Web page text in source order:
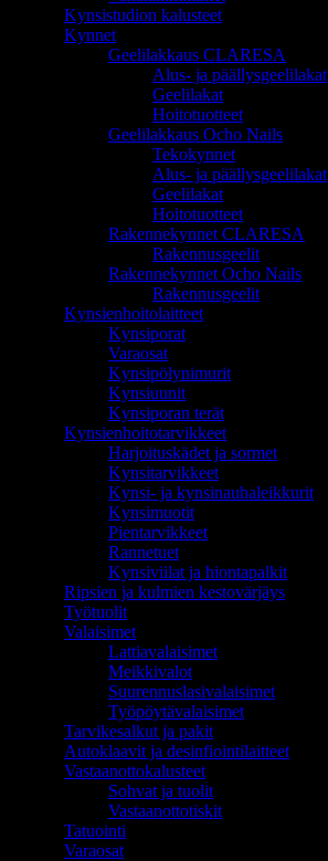
Kynsistudion kalusteet
Kynnet
Geelilakkaus CLARESA
Alus- ja päällysgeelilakat
Geelilakat
Hoitotuotteet
Geelilakkaus Ocho Nails
Tekokynnet
Alus- ja päällysgeelilakat
Geelilakat
Hoitotuotteet
Rakennekynnet CLARESA
Rakennusgeelit
Rakennekynnet Ocho Nails
Rakennusgeelit
Kynsienhoitolaitteet
Kynsiporat
Varaosat
Kynsipölynimurit
Kynsiuunit
Kynsiporan terät
Kynsienhoitotarvikkeet
Harjoituskädet ja sormet
Kynsitarvikkeet
Kynsi- ja kynsinauhaleikkurit
Kynsimuotit
Pientarvikkeet
Rannetuet
Kynsiviilat ja hiontapalkit
Ripsien ja kulmien kestovärjäys
Työtuolit
Valaisimet
Lattiavalaisimet
Meikkivalot
Suurennuslasivalaisimet
Työpöytävalaisimet
Tarvikesalkut ja pakit
Autoklaavit ja desinfiointilaitteet
Vastaanottokalusteet
Sohvat ja tuolit
Vastaanottotiskit
Tatuointi
Varaosat